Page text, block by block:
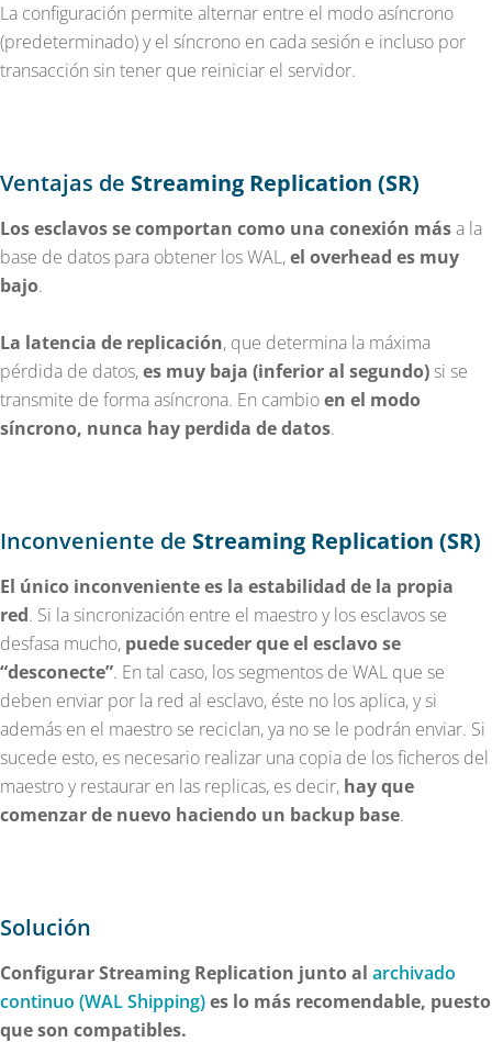
La configuración permite alternar entre el modo asíncrono
(predeterminado) y el síncrono en cada sesión e incluso por
transacción sin tener que reiniciar el servidor.
Ventajas de Streaming Replication (SR)
Los esclavos se comportan como una conexión mása la
base de datos para obtener los WAL,el overhead es muy
bajo.
La latencia de replicación, que determina la máxima
pérdida de datos,es muy baja (inferior al segundo) si se
transmite de forma asíncrona. En cambioen el modo
síncrono, nunca hay perdida de datos.
Inconveniente de Streaming Replication (SR)
El único inconveniente es la estabilidad de la propia
red. Si la sincronización entre el maestro y los esclavos se
desfasa mucho, puede suceder que el esclavo se
“desconecte”. En tal caso, los segmentos de WAL que se
deben enviar por la red al esclavo, éste no los aplica, y si
además en el maestro se reciclan, ya no se le podrán enviar. Si
sucede esto, es necesario realizar una copia de los ficheros del
maestro y restaurar en las replicas, es decir, hay que
comenzar de nuevo haciendo un backup base.
Solución
Configurar Streaming Replication junto al archivado
continuo (WAL Shipping)es lo más recomendable, puesto
que son compatibles.